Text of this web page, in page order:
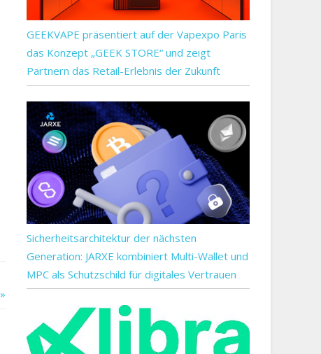
GEEKVAPE präsentiert auf der Vapexpo Paris
das Konzept „GEEK STORE“ und zeigt
Partnern das Retail-Erlebnis der Zukunft
Sicherheitsarchitektur der nächsten
Generation: JARXE kombiniert Multi-Wallet und
MPC als Schutzschild für digitales Vertrauen